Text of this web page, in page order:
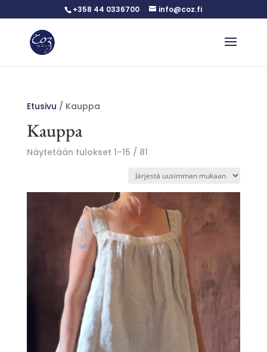
+358 44 0336700 info@coz.fi
Etusivu / Kauppa
Kauppa
Näytetään tulokset 1–15 / 81Sorted
latest